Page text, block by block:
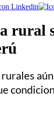
rural